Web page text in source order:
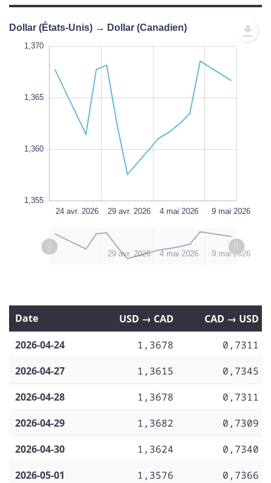
Dollar (États-Unis) → Dollar (Canadien)
1,370
1,365
1,360
1,355
L
24 avr. 2026
10 mai 2026
14 mai 2026 9 mai 2026
4 mai 2026
29 avr. 2026
l24 avr. 2026 9 mai 2026
6 mai 2026
3 mai 2026
30 avr. 2026
14 mai 2026 4 mai 2026
29 avr. 2026
Date USD → CAD
CAD → USD
2026-04-24
1,3678
0,7311
2026-04-27
1,3615
0,7345
2026-04-28
1,3678
0,7311
2026-04-29
1,3682
0,7309
2026-04-30
1,3624
0,7340
2026-05-01
1,3576
0,7366